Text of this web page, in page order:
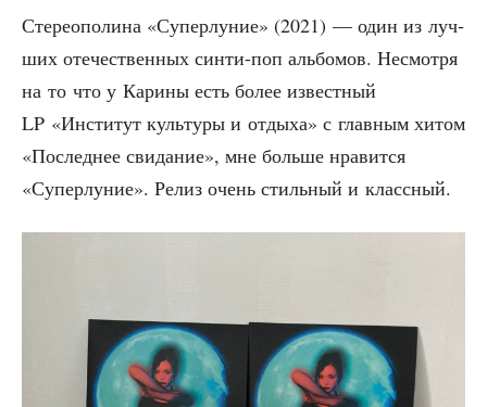
Сте­рео­по­ли­на «Супер­лу­ние» (2021) — один из луч­
ших оте­че­ствен­ных син­ти-поп аль­бо­мов. Несмот­ря
на то что у Кари­ны есть более извест­ный
LP «Инсти­тут куль­ту­ры и отды­ха» с глав­ным хитом
«Послед­нее сви­да­ние», мне боль­ше нра­вит­ся
«Супер­лу­ние». Релиз очень стиль­ный и классный.